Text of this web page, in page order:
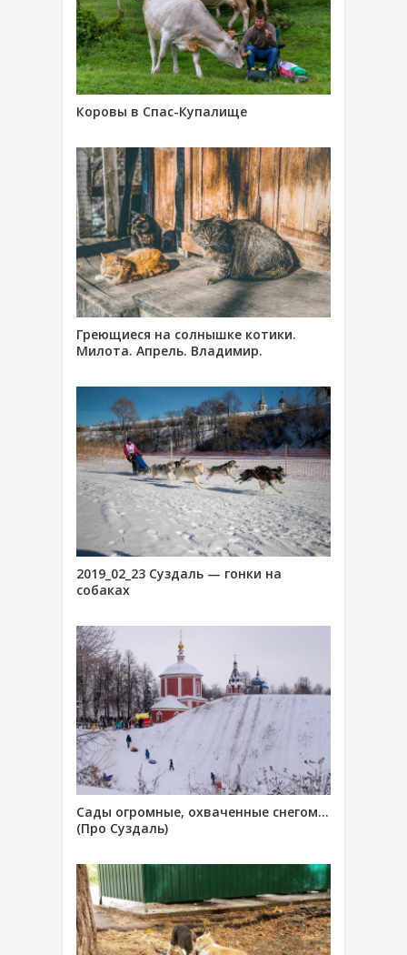
Коровы в Спас-Купалище
Греющиеся на солнышке котики.
Милота. Апрель. Владимир.
2019_02_23 Суздаль — гонки на
собаках
Сады огромные, охваченные снегом…
(Про Суздаль)